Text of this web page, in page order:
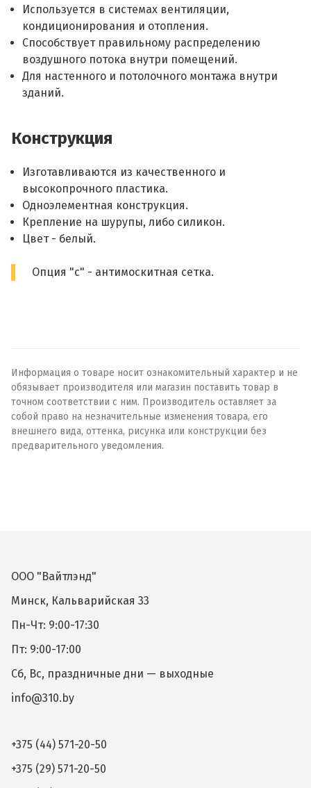
Используется в системах вентиляции,
кондиционирования и отопления.
Способствует правильному распределению
воздушного потока внутри помещений.
Для настенного и потолочного монтажа внутри
зданий.
Конструкция
Изготавливаются из качественного и
высокопрочного пластика.
Одноэлементная конструкция.
Крепление на шурупы, либо силикон.
Цвет - белый.
Опция "с" - антимоскитная сетка.
Информация о товаре носит ознакомительный характер и не
обязывает производителя или магазин поставить товар в
точном соответствии с ним. Производитель оставляет за
собой право на незначительные изменения товара, его
внешнего вида, оттенка, рисунка или конструкции без
предварительного уведомления.
ООО "Вайтлэнд"
Минск, Кальварийская 33
Пн-Чт: 9:00-17:30
Пт: 9:00-17:00
Сб, Вс, праздничные дни — выходные
info@310.by
+375 (44) 571-20-50
+375 (29) 571-20-50